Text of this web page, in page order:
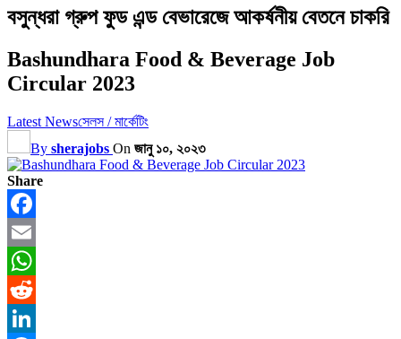
বসুন্ধরা গ্রুপ ফুড এন্ড বেভারেজে আকর্ষনীয় বেতনে চাকরি
Bashundhara Food & Beverage Job
Circular 2023
Latest Newsসেলস / মার্কেটিং
By sherajobs On জানু ১০, ২০২৩
Share
Facebook
Email
WhatsApp
Reddit